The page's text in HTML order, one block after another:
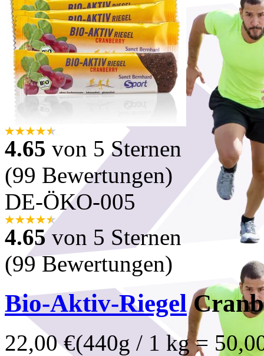
4.65 von 5 Sternen
(99 Bewertungen)
DE-ÖKO-005
4.65von 5 Sternen
(99 Bewertungen)
Bio-Aktiv-Riegel
22,00 €(440g / 1 kg =